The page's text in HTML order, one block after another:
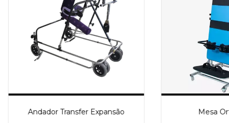
Andador Transfer Expansão Mesa